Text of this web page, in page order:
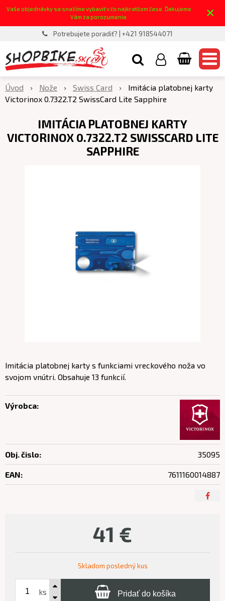
Vaše objednávky sa snažíme vybaviť v čo najkratšom čase. Ďakujeme
Vám za porozumenie.
×
Potrebujete poradiť? | +421 918544071
Úvod Nože Swiss Card
Imitácia platobnej karty
Victorinox 0.7322.T2 SwissCard Lite Sapphire
IMITÁCIA PLATOBNEJ KARTY
VICTORINOX 0.7322.T2 SWISSCARD LITE
SAPPHIRE
41 €
Skladom posledný kus
ks Pridať do košíka
Imitácia platobnej karty s funkciami vreckového noža vo
svojom vnútri. Obsahuje 13 funkcií.
Výrobca:
Obj. čislo: 35095
EAN: 7611160014887